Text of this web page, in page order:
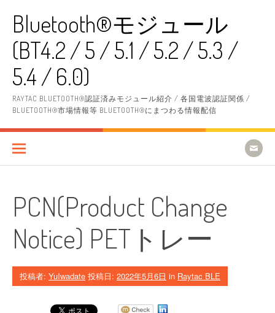
Bluetooth®モジュール
(BT4.2 / 5 / 5.1 / 5.2 / 5.3 /
5.4 / 6.0)
RAYTAC BLUETOOTH®認証済みモジュール紹介 / 各国電波認証関係 /
BLUETOOTH®市場情報等 BLUETOOTH®にまつわる情報配信
PCN(Product Change
Notice) PETトレー
投稿者: YuIwadate 投稿日: 2022年5月6日 in Raytac BLE